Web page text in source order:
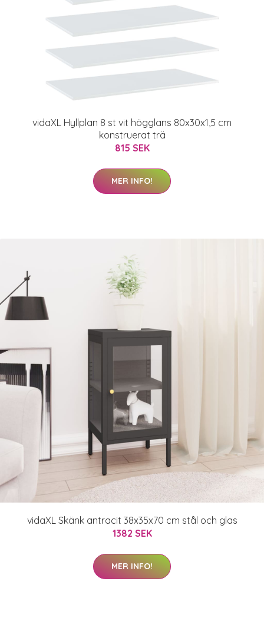
vidaXL Hyllplan 8 st vit högglans 80x30x1,5 cm
konstruerat trä
815 SEK
MER INFO!
vidaXL Skänk antracit 38x35x70 cm stål och glas
1382 SEK
MER INFO!